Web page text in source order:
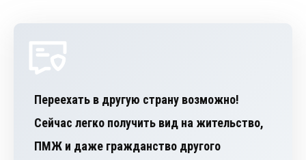
Переехать в другую страну возможно!
Сейчас легко получить вид на жительство,
ПМЖ и даже гражданство другого